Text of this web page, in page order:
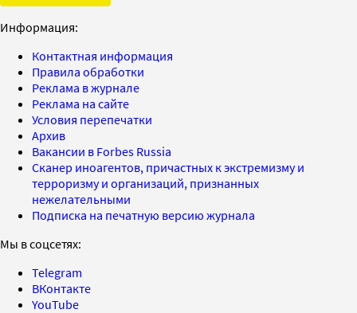
Информация:
Контактная информация
Правила обработки
Реклама в журнале
Реклама на сайте
Условия перепечатки
Архив
Вакансии в Forbes Russia
Сканер иноагентов, причастных к экстремизму и
терроризму и организаций, признанных
нежелательными
Подписка на печатную версию журнала
Мы в соцсетях:
Telegram
ВКонтакте
YouTube